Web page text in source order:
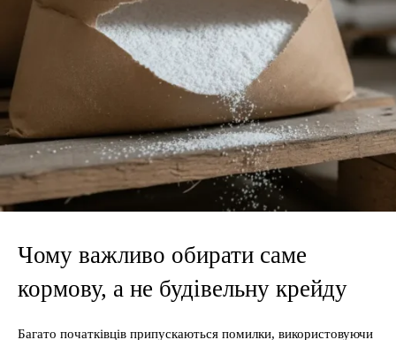
Чому важливо обирати саме
кормову, а не будівельну крейду
Багато початківців припускаються помилки, використовуючи